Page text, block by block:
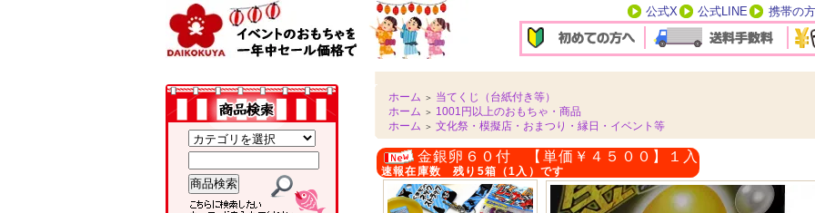
公式X 公式LINE 携帯の方
ホーム ＞ 当てくじ（台紙付き等）
ホーム ＞ 1001円以上のおもちゃ・商品
ホーム ＞ 文化祭・模擬店・おまつり・縁日・イベント等
金銀卵６０付 【単価￥４５００】１入
速報在庫数 残り5箱（1入）です